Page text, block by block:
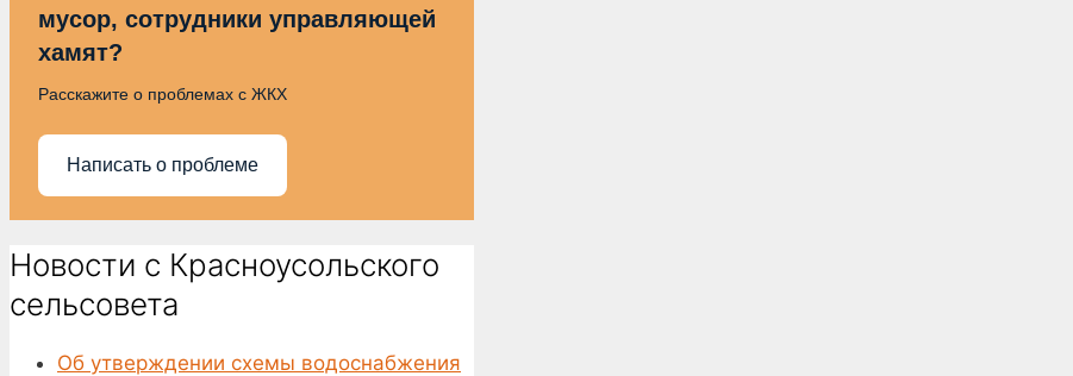
мусор, сотрудники управляющей
хамят?
Расскажите о проблемах с ЖКХ
Написать о проблеме
Новости с Красноусольского
сельсовета
Об утверждении схемы водоснабжения